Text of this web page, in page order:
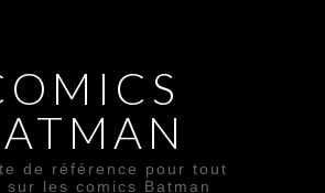
de référence pour tout
sur les comics Batman